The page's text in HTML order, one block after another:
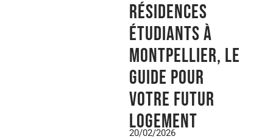
Résidences
étudiants à
montpellier, le
guide pour
votre futur
logement
20/02/2026